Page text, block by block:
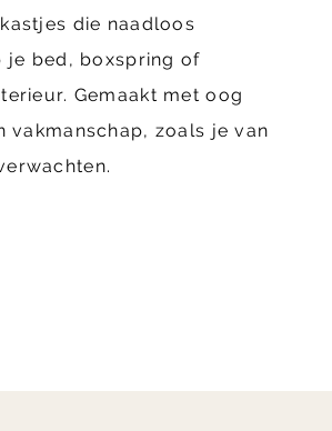
die naadloos
je bed, boxspring of
Gemaakt met oog
vakmanschap, zoals je van